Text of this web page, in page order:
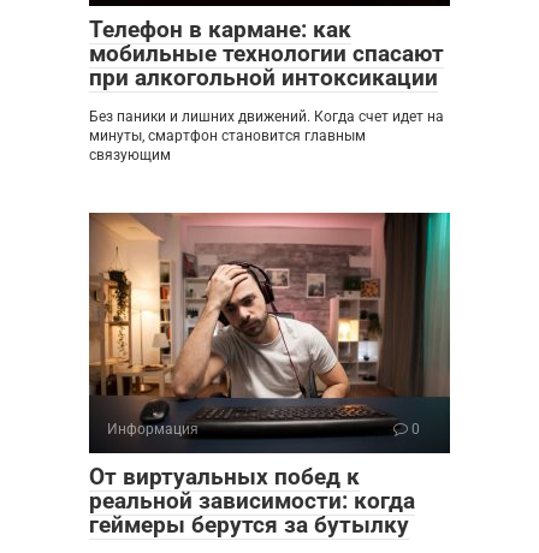
Телефон в кармане: как
мобильные технологии спасают
при алкогольной интоксикации
Без паники и лишних движений. Когда счет идет на
минуты, смартфон становится главным
связующим
Информация 0
От виртуальных побед к
реальной зависимости: когда
геймеры берутся за бутылку